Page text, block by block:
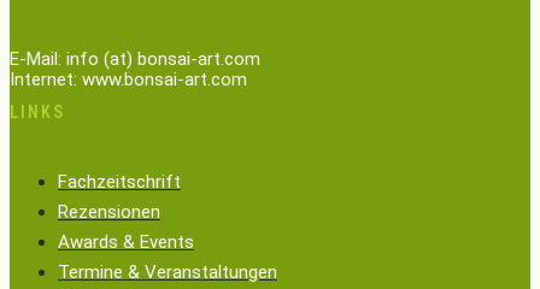
E-Mail: info (at) bonsai-art.com
Internet: www.bonsai-art.com
LINKS
Fachzeitschrift
Rezensionen
Awards & Events
Termine & Veranstaltungen